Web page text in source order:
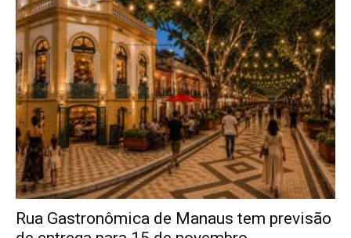
Rua Gastronômica de Manaus tem previsão